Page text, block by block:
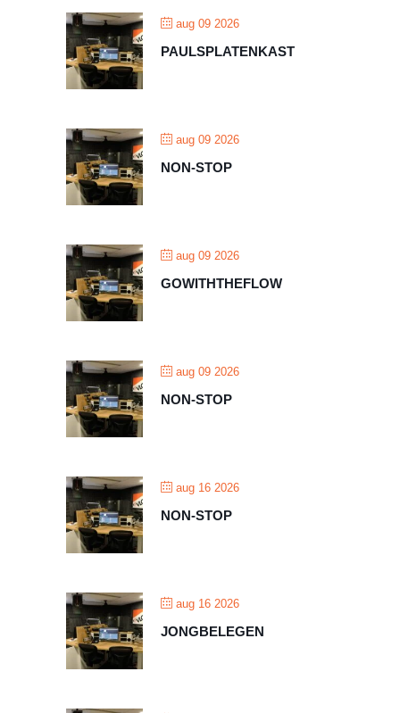
aug 09 2026
PAULSPLATENKAST
aug 09 2026
NON-STOP
aug 09 2026
GOWITHTHEFLOW
aug 09 2026
NON-STOP
aug 16 2026
NON-STOP
aug 16 2026
JONGBELEGEN